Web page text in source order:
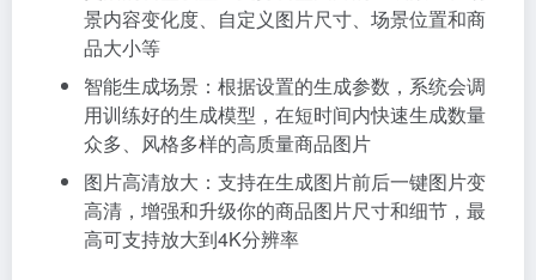
景内容变化度、自定义图片尺寸、场景位置和商
品大小等
智能生成场景：根据设置的生成参数，系统会调
用训练好的生成模型，在短时间内快速生成数量
众多、风格多样的高质量商品图片
图片高清放大：支持在生成图片前后一键图片变
高清，增强和升级你的商品图片尺寸和细节，最
高可支持放大到4K分辨率